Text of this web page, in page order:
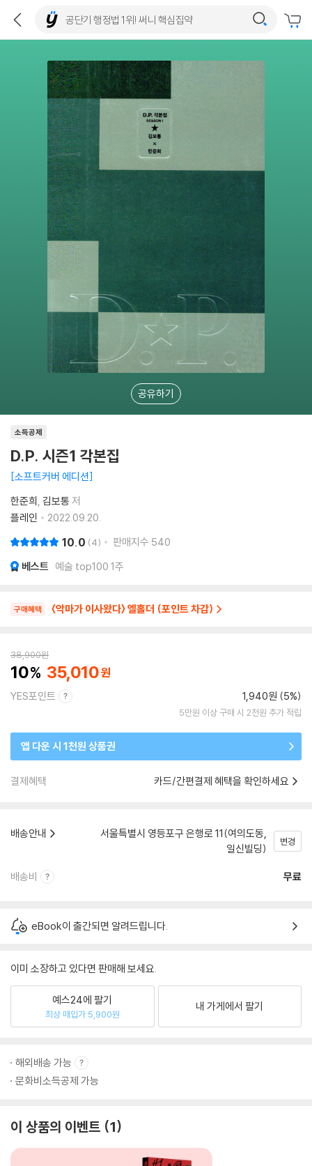
공유하기
소득공제
D.P. 시즌1 각본집
소프트커버 에디션
한준희 김보통 저
플레인
2022.09.20.
10.0 4 판매지수 540
베스트 예술 top100 1주
구매혜택 〈악마가 이사왔다〉 엘홀더 (포인트 차감)
38,900원
10 35,010
YES포인트 1,940원 (5%)
5만원 이상 구매 시 2천원 추가 적립
앱 다운 시 1천원 상품권
결제혜택 카드/간편결제 혜택을 확인하세요
배송안내
서울특별시 영등포구 은행로 11(여의도동,
일신빌딩)
변경
배송비 무료
eBook이 출간되면 알려드립니다.
이미 소장하고 있다면 판매해 보세요.
예스24에 팔기
최상 매입가 5,900원
내 가게에서 팔기
해외배송 가능
문화비소득공제 가능
이 상품의 이벤트 1